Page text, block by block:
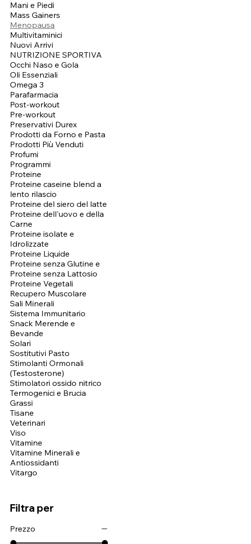
Mani e Piedi
Mass Gainers
Menopausa
Multivitaminici
Nuovi Arrivi
NUTRIZIONE SPORTIVA
Occhi Naso e Gola
Oli Essenziali
Omega 3
Parafarmacia
Post-workout
Pre-workout
Preservativi Durex
Prodotti da Forno e Pasta
Prodotti Più Venduti
Profumi
Programmi
Proteine
Proteine caseine blend a
lento rilascio
Proteine del siero del latte
Proteine dell'uovo e della
Carne
Proteine isolate e
Idrolizzate
Proteine Liquide
Proteine senza Glutine e
Proteine senza Lattosio
Proteine Vegetali
Recupero Muscolare
Sali Minerali
Sistema Immunitario
Snack Merende e
Bevande
Solari
Sostitutivi Pasto
Stimolanti Ormonali
(Testosterone)
Stimolatori ossido nitrico
Termogenici e Brucia
Grassi
Tisane
Veterinari
Viso
Vitamine
Vitamine Minerali e
Antiossidanti
Vitargo
Filtra per
Prezzo